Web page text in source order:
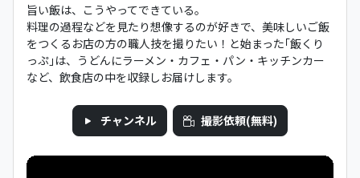
旨い飯は、こうやってできている。
料理の過程などを見たり想像するのが好きで、美味しいご飯
をつくるお店の方の職人技を撮りたい！と始まった｢飯くり
っぷ｣は、うどんにラーメン・カフェ・パン・キッチンカー
など、飲食店の中を収録しお届けします。
チャンネル 撮影依頼(無料)